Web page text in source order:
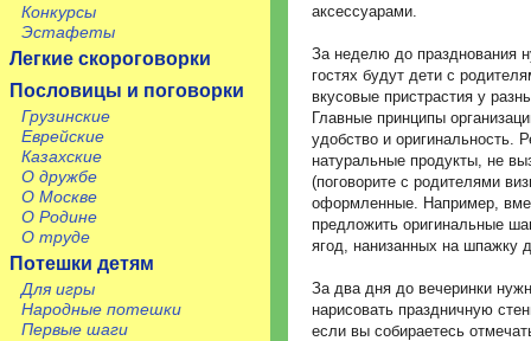
Конкурсы
Эстафеты
Легкие скороговорки
Пословицы и поговорки
Грузинские
Еврейские
Казахские
О дружбе
О Москве
О Родине
О труде
Потешки детям
Для игры
Народные потешки
Первые шаги
аксессуарами.
За неделю до празднования
гостях будут дети с
вкусовые пристрастия у
Главные принципы
удобство и оригинальность.
натуральные продукты, не
(поговорите с родителями
оформленные. Например,
предложить оригинальные
ягод, нанизанных на шпажку
За два дня до вечеринки
нарисовать праздничную
если вы собираетесь